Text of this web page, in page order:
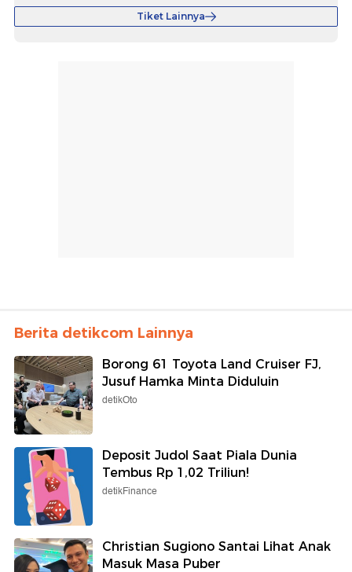
Tiket Lainnya
Berita detikcom Lainnya
Borong 61 Toyota Land Cruiser FJ,
Jusuf Hamka Minta Diduluin
detikOto
Deposit Judol Saat Piala Dunia
Tembus Rp 1,02 Triliun!
detikFinance
Christian Sugiono Santai Lihat Anak
Masuk Masa Puber